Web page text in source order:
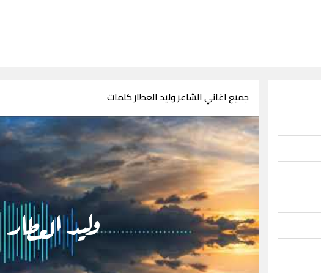
جميع اغاني الشاعر وليد العطار كلمات
وليد العطار